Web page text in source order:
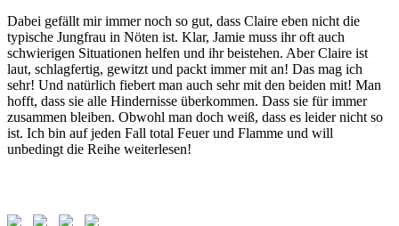
Dabei gefällt mir immer noch so gut, dass Claire eben nicht die
typische Jungfrau in Nöten ist. Klar, Jamie muss ihr oft auch
schwierigen Situationen helfen und ihr beistehen. Aber Claire ist
laut, schlagfertig, gewitzt und packt immer mit an! Das mag ich
sehr! Und natürlich fiebert man auch sehr mit den beiden mit! Man
hofft, dass sie alle Hindernisse überkommen. Dass sie für immer
zusammen bleiben. Obwohl man doch weiß, dass es leider nicht so
ist. Ich bin auf jeden Fall total Feuer und Flamme und will
unbedingt die Reihe weiterlesen!